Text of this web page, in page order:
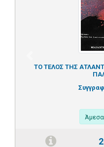
ΤΟ ΤΕΛΟΣ ΤΗΣ
Άμεσα